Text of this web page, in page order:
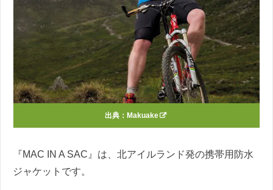
出典： Makuake
『MAC IN A SAC』は、北アイルランド発の携帯用防水
ジャケットです。